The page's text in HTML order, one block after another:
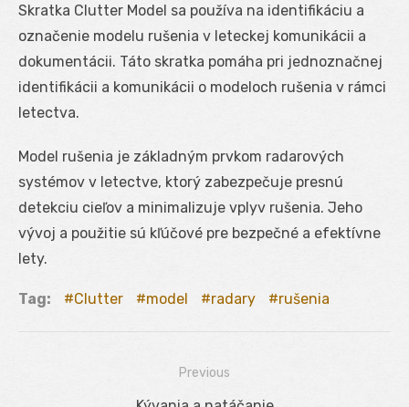
Skratka Clutter Model sa používa na identifikáciu a
označenie modelu rušenia v leteckej komunikácii a
dokumentácii. Táto skratka pomáha pri jednoznačnej
identifikácii a komunikácii o modeloch rušenia v rámci
letectva.
Model rušenia je základným prvkom radarových
systémov v letectve, ktorý zabezpečuje presnú
detekciu cieľov a minimalizuje vplyv rušenia. Jeho
vývoj a použitie sú kľúčové pre bezpečné a efektívne
lety.
Tag: Clutter model radary rušenia
Navigácia
Previous